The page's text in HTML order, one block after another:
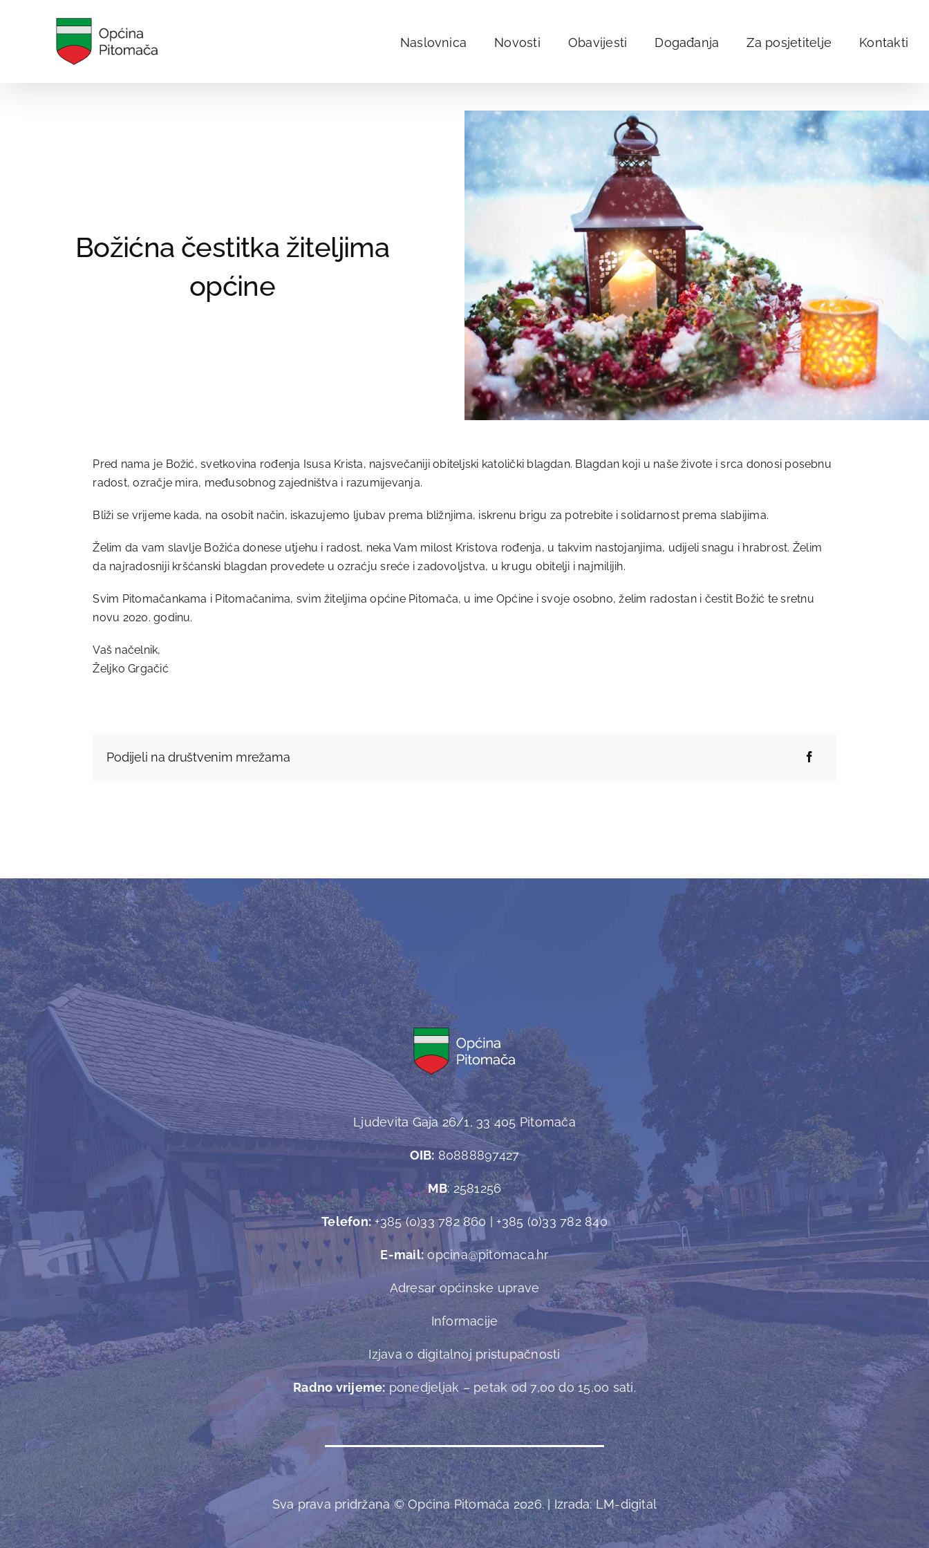
Naslovnica Novosti Obavijesti Događanja Za posjetitelje Kontakti
Božićna čestitka žiteljima
općine
Pred nama je Božić, svetkovina rođenja Isusa Krista, najsvečaniji obiteljski katolički blagdan. Blagdan koji u naše živote i srca donosi posebnu
radost, ozračje mira, međusobnog zajedništva i razumijevanja.
Bliži se vrijeme kada, na osobit način, iskazujemo ljubav prema bližnjima, iskrenu brigu za potrebite i solidarnost prema slabijima.
Želim da vam slavlje Božića donese utjehu i radost, neka Vam milost Kristova rođenja, u takvim nastojanjima, udijeli snagu i hrabrost. Želim
da najradosniji kršćanski blagdan provedete u ozraćju sreće i zadovoljstva, u krugu obitelji i najmilijih.
Svim Pitomačankama i Pitomačanima, svim žiteljima općine Pitomača, u ime Općine i svoje osobno, želim radostan i čestit Božić te sretnu
novu 2020. godinu.
Vaš načelnik,
Željko Grgačić
Podijeli na društvenim mrežama
Ljudevita Gaja 26/1, 33 405 Pitomača
OIB: 80888897427
MB: 2581256
Telefon:+385 (0)33 782 860 | +385 (0)33 782 840
E-mail: opcina@pitomaca.hr
Adresar općinske uprave
Informacije
Izjava o digitalnoj pristupačnosti
Radno vrijeme:ponedjeljak – petak od 7,00 do 15,00 sati.
Sva prava pridržana © Općina Pitomača 2026. | Izrada:LM-digital